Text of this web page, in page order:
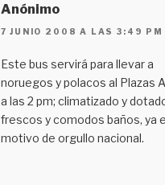
Anónimo
7 JUNIO 2008 A LAS 3:49 PM
Este bus servirá para llevar a
noruegos y polacos al Plazas
a las 2 pm; climatizado y
frescos y comodos baños, ya
motivo de orgullo nacional.